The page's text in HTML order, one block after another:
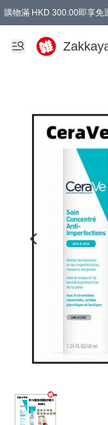
購物滿 HKD 300.00即享免